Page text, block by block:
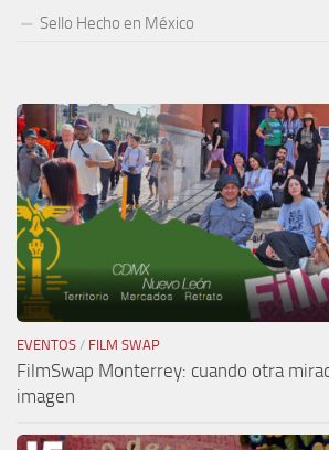
Sello Hecho en México
EVENTOS / FILM SWAP
FilmSwap Monterrey: cuando otra
imagen